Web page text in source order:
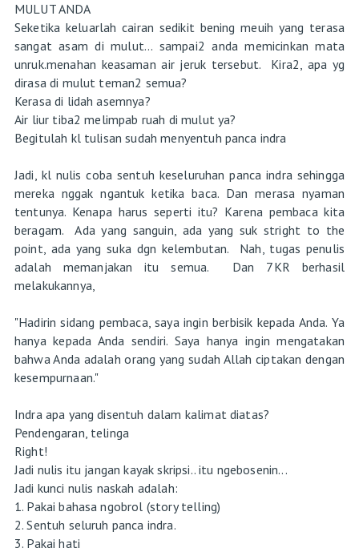
MULUT ANDA
Seketika keluarlah cairan sedikit bening meuih yang terasa
sangat asam di mulut... sampai2 anda memicinkan mata
unruk.menahan keasaman air jeruk tersebut. Kira2, apa yg
dirasa di mulut teman2 semua?
Kerasa di lidah asemnya?
Air liur tiba2 melimpab ruah di mulut ya?
Begitulah kl tulisan sudah menyentuh panca indra
Jadi, kl nulis coba sentuh keseluruhan panca indra sehingga
mereka nggak ngantuk ketika baca. Dan merasa nyaman
tentunya. Kenapa harus seperti itu? Karena pembaca kita
beragam. Ada yang sanguin, ada yang suk stright to the
point, ada yang suka dgn kelembutan. Nah, tugas penulis
adalah memanjakan itu semua. Dan 7KR berhasil
melakukannya,
"Hadirin sidang pembaca, saya ingin berbisik kepada Anda. Ya
hanya kepada Anda sendiri. Saya hanya ingin mengatakan
bahwa Anda adalah orang yang sudah Allah ciptakan dengan
kesempurnaan."
Indra apa yang disentuh dalam kalimat diatas?
Pendengaran, telinga
Right!
Jadi nulis itu jangan kayak skripsi.. itu ngebosenin...
Jadi kunci nulis naskah adalah:
1. Pakai bahasa ngobrol (story telling)
2. Sentuh seluruh panca indra.
3. Pakai hati